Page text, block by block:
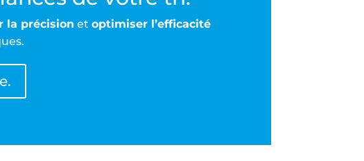
la précision et optimiser l’efficacité